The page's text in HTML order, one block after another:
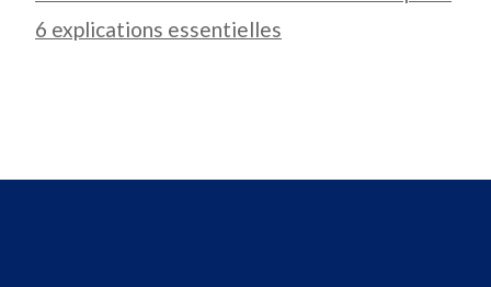
6 explications essentielles